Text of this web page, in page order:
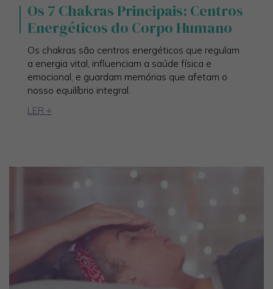
Os 7 Chakras Principais: Centros
Energéticos do Corpo Humano
Os chakras são centros energéticos que regulam
a energia vital, influenciam a saúde física e
emocional, e guardam memórias que afetam o
nosso equilíbrio integral.
LER +